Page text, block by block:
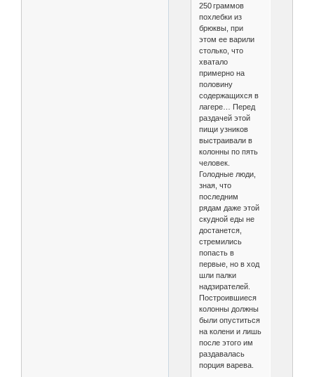
250 граммов
похлебки из
брюквы, при
этом ее варили
столько, что
хватало
примерно на
половину
содержащихся в
лагере… Перед
раздачей этой
пищи узников
выстраивали в
колонны по пять
человек.
Голодные люди,
зная, что
последним
рядам даже этой
скудной еды не
достанется,
стремились
попасть в
первые, но в ход
шли палки
надзирателей.
Построившиеся
колонны должны
были опуститься
на колени и лишь
после этого им
раздавалась
порция варева.